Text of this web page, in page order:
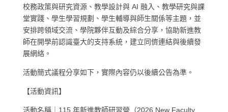
校務政策與研究資源、教學設計與 AI 融入、教學研究與課
堂實踐、學生學習規劃、學生輔導與師生關係等主題，並
安排跨領域交流、學院夥伴互動及綜合分享，協助新進教
師在開學前認識臺大的支持系統，建立同儕連結與後續發
展網絡。
活動簡式議程分享如下，實際內容仍以後續公告為準。
【活動資訊】
活動名稱｜115 年新進教師研習營（2026 New Faculty